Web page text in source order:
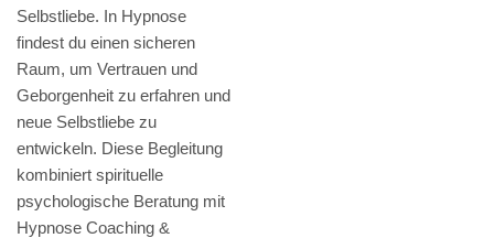
Selbstliebe. In Hypnose
findest du einen sicheren
Raum, um Vertrauen und
Geborgenheit zu erfahren und
neue Selbstliebe zu
entwickeln. Diese Begleitung
kombiniert spirituelle
psychologische Beratung mit
Hypnose Coaching &